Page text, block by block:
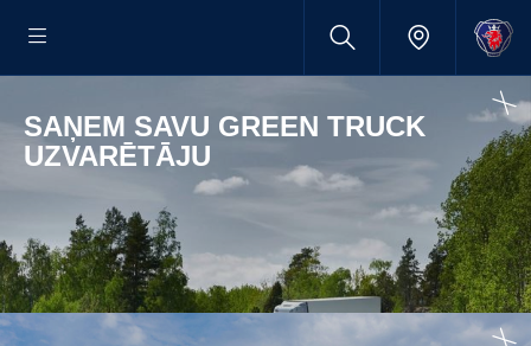
SAŅEM SAVU GREEN TRUCK
UZVARĒTĀJU